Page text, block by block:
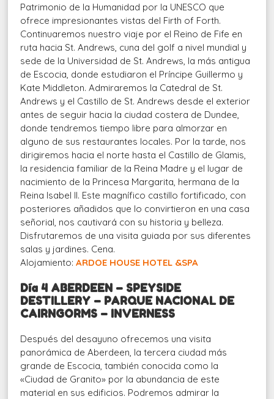
Patrimonio de la Humanidad por la UNESCO que
ofrece impresionantes vistas del Firth of Forth.
Continuaremos nuestro viaje por el Reino de Fife en
ruta hacia St. Andrews, cuna del golf a nivel mundial y
sede de la Universidad de St. Andrews, la más antigua
de Escocia, donde estudiaron el Príncipe Guillermo y
Kate Middleton. Admiraremos la Catedral de St.
Andrews y el Castillo de St. Andrews desde el exterior
antes de seguir hacia la ciudad costera de Dundee,
donde tendremos tiempo libre para almorzar en
alguno de sus restaurantes locales. Por la tarde, nos
dirigiremos hacia el norte hasta el Castillo de Glamis,
la residencia familiar de la Reina Madre y el lugar de
nacimiento de la Princesa Margarita, hermana de la
Reina Isabel II. Este magnífico castillo fortificado, con
posteriores añadidos que lo convirtieron en una casa
señorial, nos cautivará con su historia y belleza.
Disfrutaremos de una visita guiada por sus diferentes
salas y jardines. Cena.
Alojamiento:ARDOE HOUSE HOTEL &SPA
Día 4 ABERDEEN – SPEYSIDE
DESTILLERY – PARQUE NACIONAL DE
CAIRNGORMS – INVERNESS
Después del desayuno ofrecemos una visita
panorámica de Aberdeen, la tercera ciudad más
grande de Escocia, también conocida como la
«Ciudad de Granito» por la abundancia de este
material en sus edificios. Podremos admirar la